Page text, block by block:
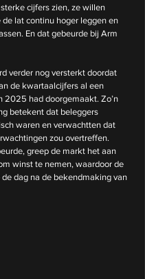
cijfers zien, ze willen
de lat continu hoger leggen en
En dat gebeurde bij Arm
verder nog versterkt doordat
de kwartaalcijfers al een
2025 had doorgemaakt. Zo’n
betekent dat beleggers
waren en verwachtten dat
zou overtreffen.
greep de markt het aan
winst te nemen, waardoor de
dag na de bekendmaking van